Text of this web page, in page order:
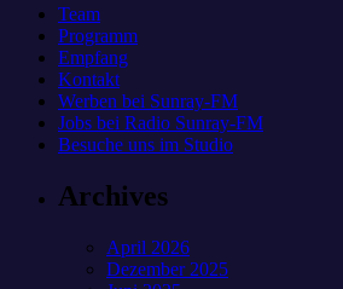
Team
Programm
Empfang
Kontakt
Werben bei Sunray-FM
Jobs bei Radio Sunray-FM
Besuche uns im Studio
Archives
April 2026
Dezember 2025